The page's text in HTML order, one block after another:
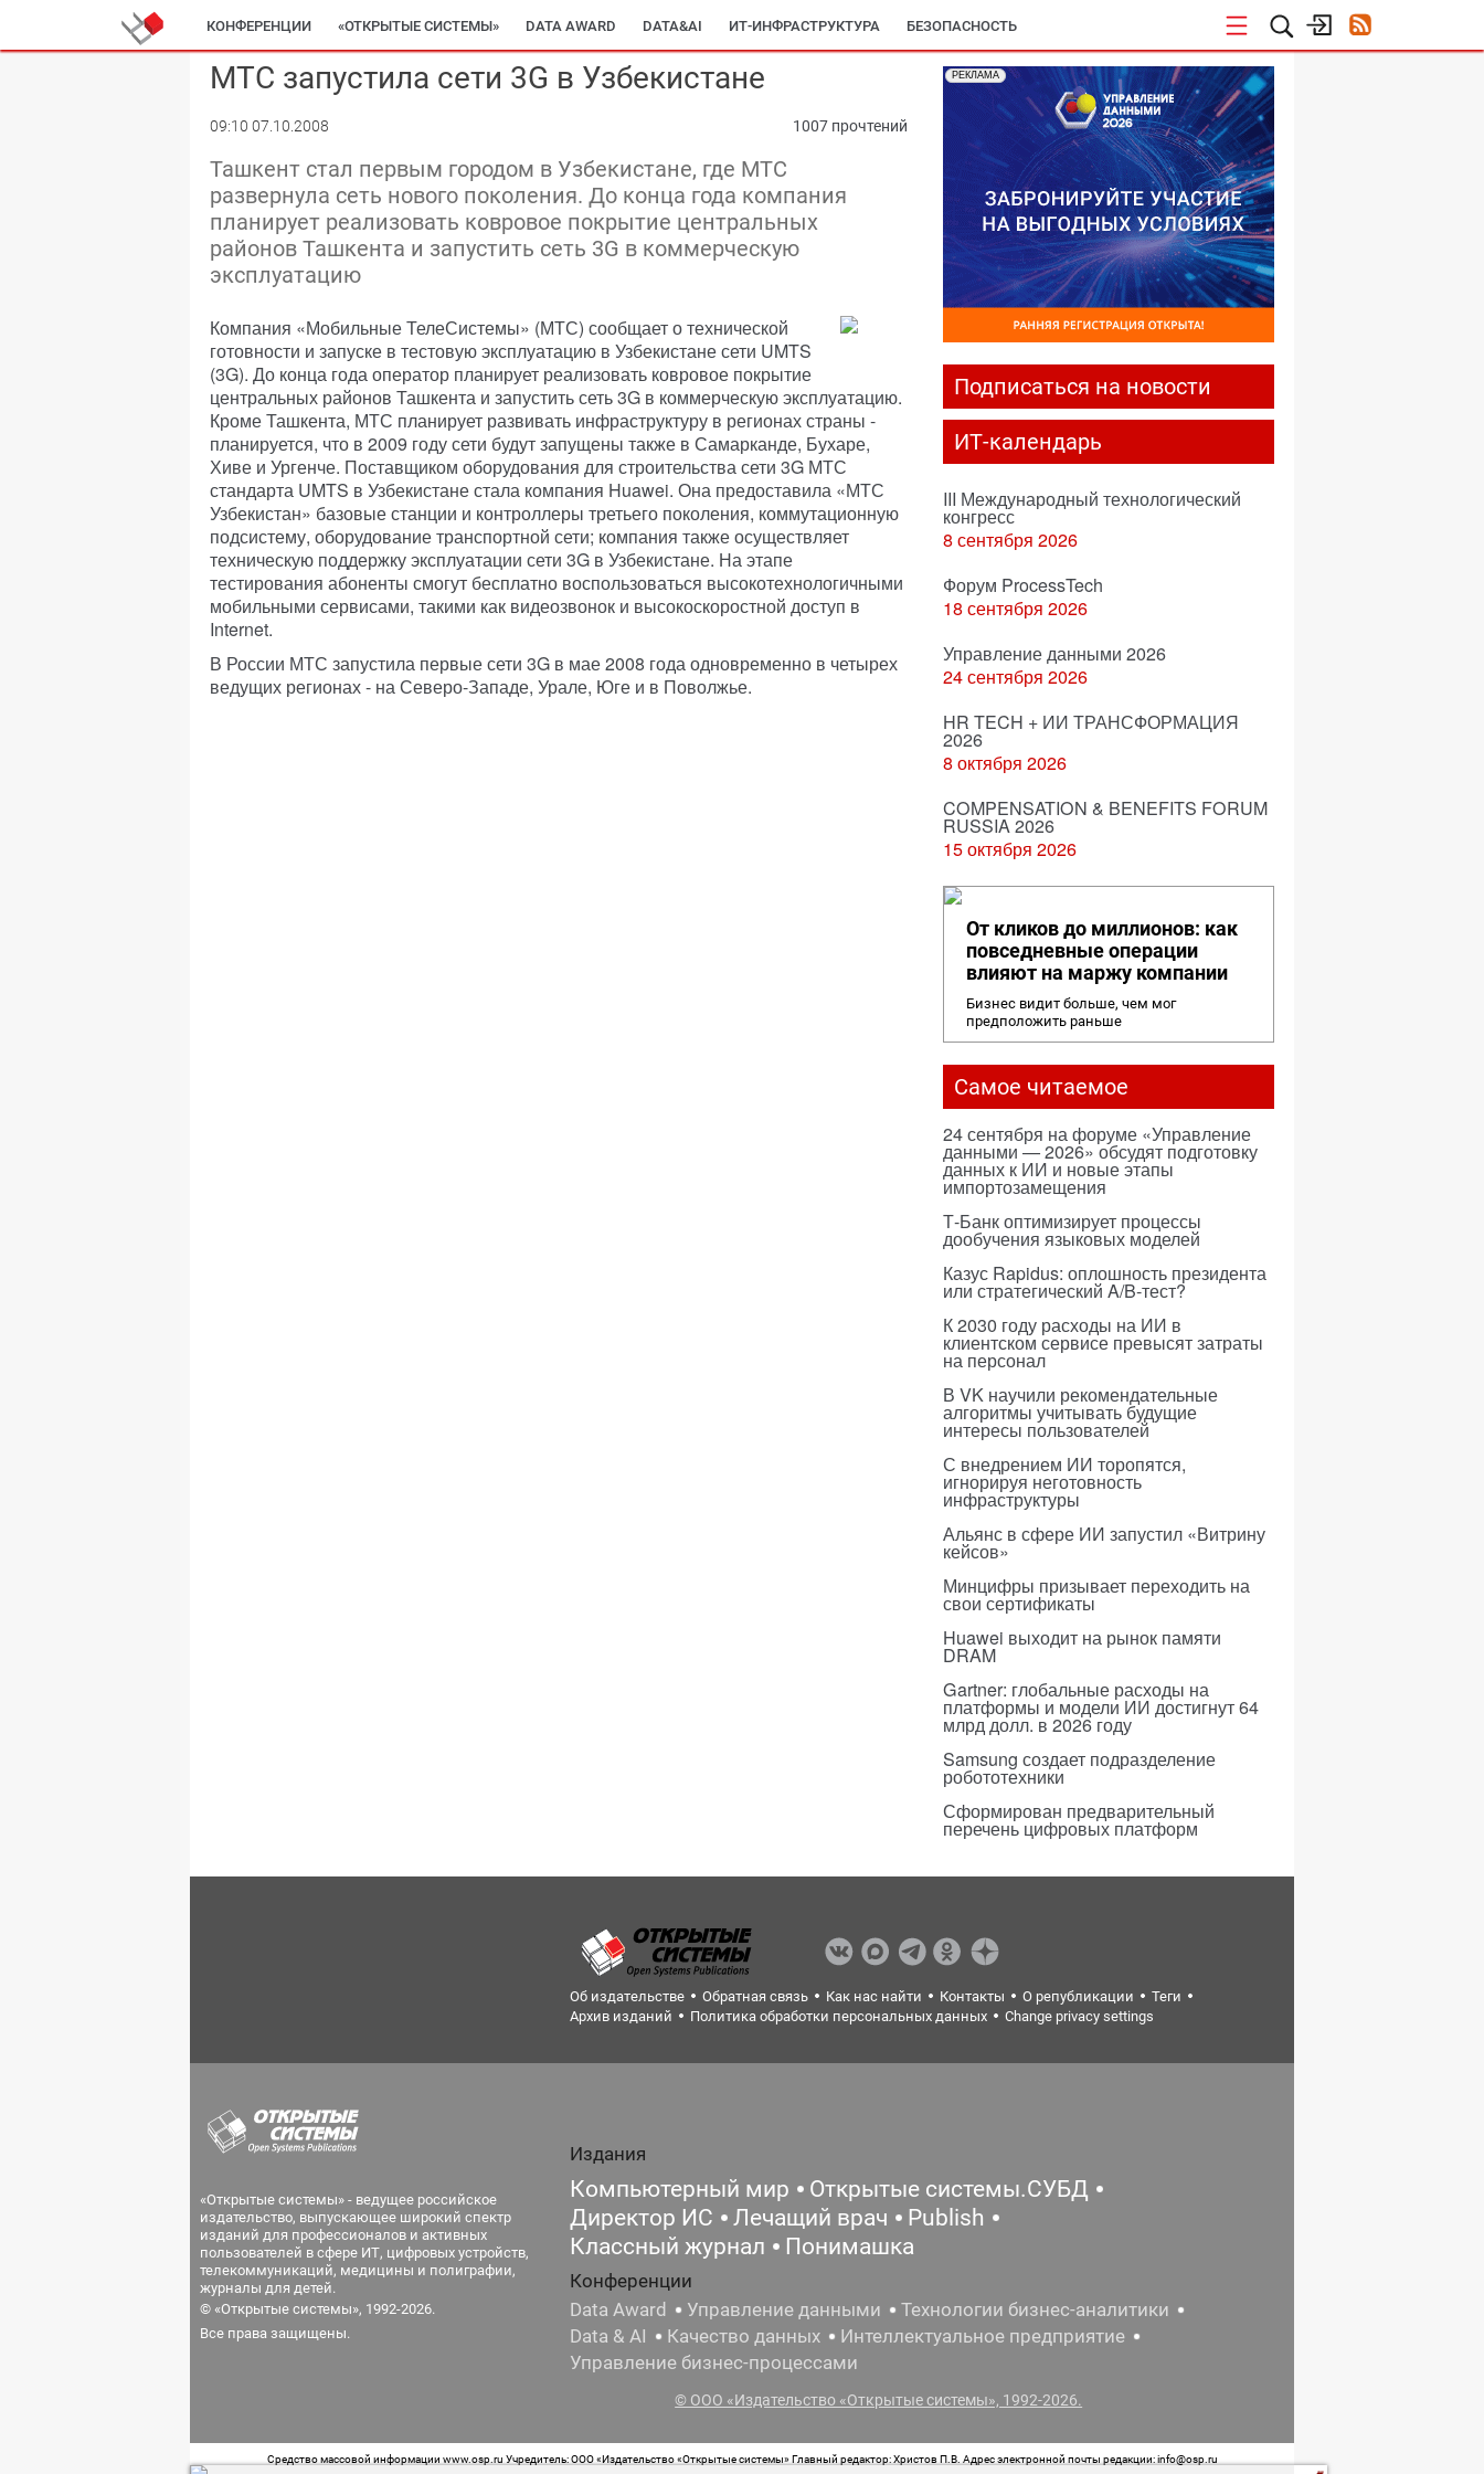
КОНФЕРЕНЦИИ «ОТКРЫТЫЕ СИСТЕМЫ» DATA AWARD DATA&AI ИТ-ИНФРАСТРУКТУРА БЕЗОПАСНОСТЬ
МТС запустила сети 3G в Узбекистане
09:10 07.10.2008 1007 прочтений
Ташкент стал первым городом в Узбекистане, где МТС
развернула сеть нового поколения. До конца года компания
планирует реализовать ковровое покрытие центральных
районов Ташкента и запустить сеть 3G в коммерческую
эксплуатацию
Компания «Мобильные ТелеСистемы» (МТС) сообщает о технической
готовности и запуске в тестовую эксплуатацию в Узбекистане сети UMTS
(3G). До конца года оператор планирует реализовать ковровое покрытие
центральных районов Ташкента и запустить сеть 3G в коммерческую эксплуатацию.
Кроме Ташкента, МТС планирует развивать инфраструктуру в регионах страны -
планируется, что в 2009 году сети будут запущены также в Самарканде, Бухаре,
Хиве и Ургенче. Поставщиком оборудования для строительства сети 3G МТС
стандарта UMTS в Узбекистане стала компания Huawei. Она предоставила «МТС
Узбекистан» базовые станции и контроллеры третьего поколения, коммутационную
подсистему, оборудование транспортной сети; компания также осуществляет
техническую поддержку эксплуатации сети 3G в Узбекистане. На этапе
тестирования абоненты смогут бесплатно воспользоваться высокотехнологичными
мобильными сервисами, такими как видеозвонок и высокоскоростной доступ в
Internet.
В России МТС запустила первые сети 3G в мае 2008 года одновременно в четырех
ведущих регионах - на Северо-Западе, Урале, Юге и в Поволжье.
РЕКЛАМА
Подписаться на новости
ИТ-календарь
III Международный технологический
конгресс
8 сентября 2026
Форум ProcessTech
18 сентября 2026
Управление данными 2026
24 сентября 2026
HR TECH + ИИ ТРАНСФОРМАЦИЯ
2026
8 октября 2026
COMPENSATION & BENEFITS FORUM
RUSSIA 2026
15 октября 2026
От кликов до миллионов: как
повседневные операции
влияют на маржу компании
Бизнес видит больше, чем мог
предположить раньше
Самое читаемое
24 сентября на форуме «Управление
данными — 2026» обсудят подготовку
данных к ИИ и новые этапы
импортозамещения
Т-Банк оптимизирует процессы
дообучения языковых моделей
Казус Rapidus: оплошность президента
или стратегический A/B-тест?
К 2030 году расходы на ИИ в
клиентском сервисе превысят затраты
на персонал
В VK научили рекомендательные
алгоритмы учитывать будущие
интересы пользователей
С внедрением ИИ торопятся,
игнорируя неготовность
инфраструктуры
Альянс в сфере ИИ запустил «Витрину
кейсов»
Минцифры призывает переходить на
свои сертификаты
Huawei выходит на рынок памяти
DRAM
Gartner: глобальные расходы на
платформы и модели ИИ достигнут 64
млрд долл. в 2026 году
Samsung создает подразделение
робототехники
Сформирован предварительный
перечень цифровых платформ
Об издательстве Обратная связь Как нас найти Контакты О републикации
Теги
Архив изданий
Политика обработки персональных данных Change privacy settings
«Открытые системы» - ведущее российское
издательство, выпускающее широкий спектр
изданий для профессионалов и активных
пользователей в сфере ИТ, цифровых устройств,
телекоммуникаций, медицины и полиграфии,
журналы для детей.
© «Открытые системы», 1992-2026.
Все права защищены.
Издания
Компьютерный мир
Открытые системы.СУБД
Директор ИС
Лечащий врач
Publish
Классный журнал
Понимашка
Конференции
Data Award
Управление данными
Технологии бизнес-аналитики
Data & AI
Качество данных
Интеллектуальное предприятие
Управление бизнес-процессами
© ООО «Издательство «Открытые системы», 1992-2026.
Средство массовой информации www.osp.ru Учредитель: ООО «Издательство «Открытые системы» Главный редактор: Христов П.В. Адрес электронной почты редакции: info@osp.ru